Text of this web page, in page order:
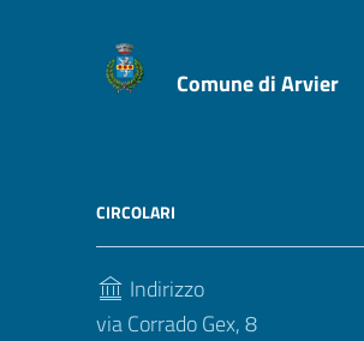
Comune di Arvier
CIRCOLARI
Indirizzo
via Corrado Gex, 8